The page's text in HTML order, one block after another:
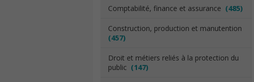
Comptabilité, finance et assurance (485)
Construction, production et manutention
(457)
Droit et métiers reliés à la protection du
public (147)